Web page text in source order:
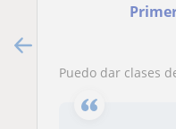
Puedo dar clases de